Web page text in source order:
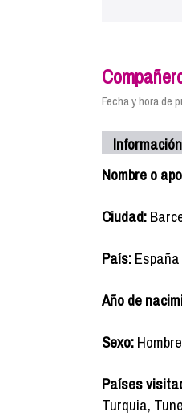
Fecha y hora de
Nombre o
Ciudad:
País:España
Año de
Sexo:Hombre
Países
Turquia,